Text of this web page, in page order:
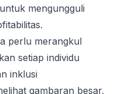
mengungguli
perlu merangkul
setiap individu
inklusi
gambaran besar,